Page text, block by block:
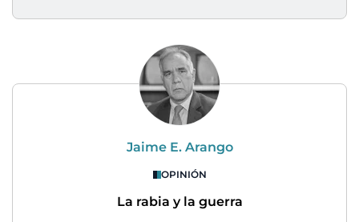
Jaime E. Arango
OPINIÓN
La rabia y la guerra